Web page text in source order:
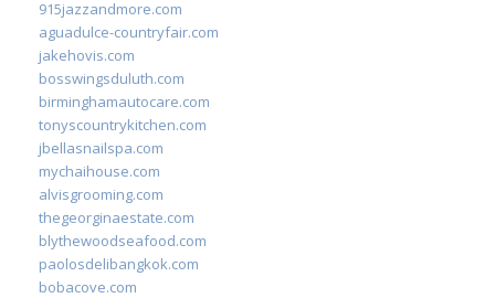
915jazzandmore.com
aguadulce-countryfair.com
jakehovis.com
bosswingsduluth.com
birminghamautocare.com
tonyscountrykitchen.com
jbellasnailspa.com
mychaihouse.com
alvisgrooming.com
thegeorginaestate.com
blythewoodseafood.com
paolosdelibangkok.com
bobacove.com